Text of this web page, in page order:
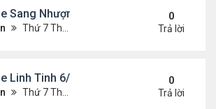
Sang Nhượng 6/4/21-6/11/21
Thứ 7 Tháng 6 05, 2021 9:18 am
0
Trả lời
Linh Tinh 6/4/21 - 6/11/21
Thứ 7 Tháng 6 05, 2021 9:17 am
0
Trả lời